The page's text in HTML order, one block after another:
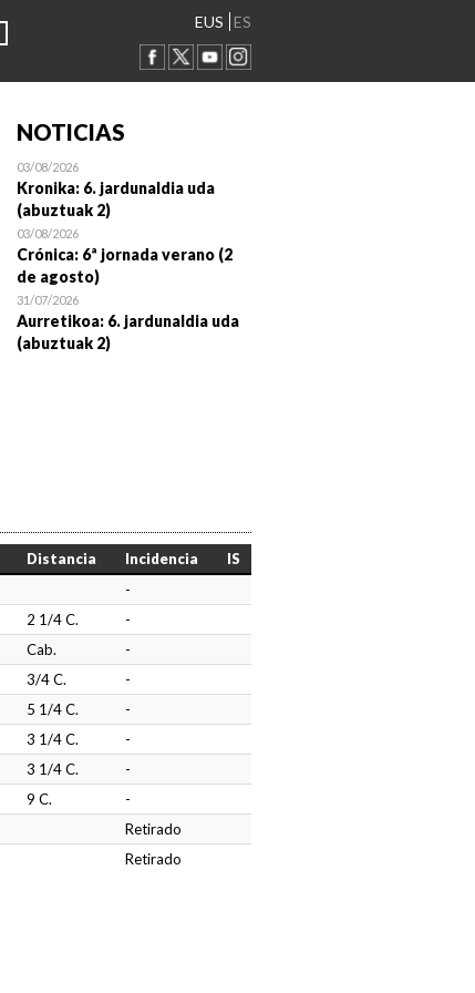
EUS ES
NOTICIAS
03/08/2026
Kronika: 6. jardunaldia uda
(abuztuak 2)
03/08/2026
Crónica: 6ª jornada verano (2
de agosto)
31/07/2026
Aurretikoa: 6. jardunaldia uda
(abuztuak 2)
Distancia Incidencia
IS
-
2 1/4 C.
-
Cab.
-
3/4 C.
-
5 1/4 C.
-
3 1/4 C.
-
3 1/4 C.
-
9 C.
-
Retirado
Retirado